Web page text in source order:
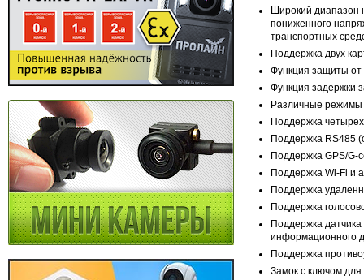
Широкий диапазон
пониженного
транспортных
Поддержка двух
Функция защиты от
Функция задержки
Различные режимы
Поддержка
Поддержка RS485
Поддержка GPS/G-
Поддержка Wi-Fi и
Поддержка
Поддержка
Поддержка
информационного
Поддержка
Замок с ключом